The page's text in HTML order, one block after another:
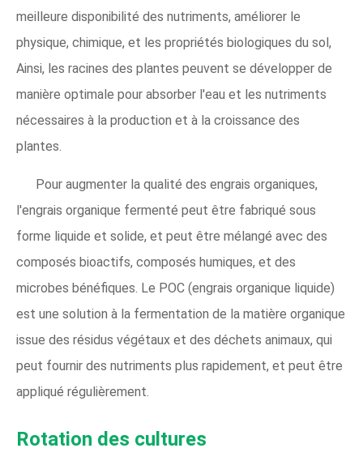
meilleure disponibilité des nutriments, améliorer le
physique, chimique, et les propriétés biologiques du sol,
Ainsi, les racines des plantes peuvent se développer de
manière optimale pour absorber l'eau et les nutriments
nécessaires à la production et à la croissance des
plantes.
Pour augmenter la qualité des engrais organiques,
l'engrais organique fermenté peut être fabriqué sous
forme liquide et solide, et peut être mélangé avec des
composés bioactifs, composés humiques, et des
microbes bénéfiques. Le POC (engrais organique liquide)
est une solution à la fermentation de la matière organique
issue des résidus végétaux et des déchets animaux, qui
peut fournir des nutriments plus rapidement, et peut être
appliqué régulièrement.
Rotation des cultures